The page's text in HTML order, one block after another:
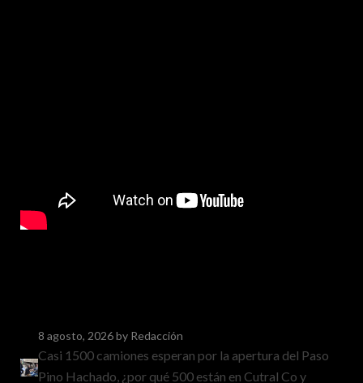
8 agosto, 2026by Redacción
Casi 1500 camiones esperan por la apertura del Paso
Pino Hachado, ¿por qué 500 están en Cutral Co y